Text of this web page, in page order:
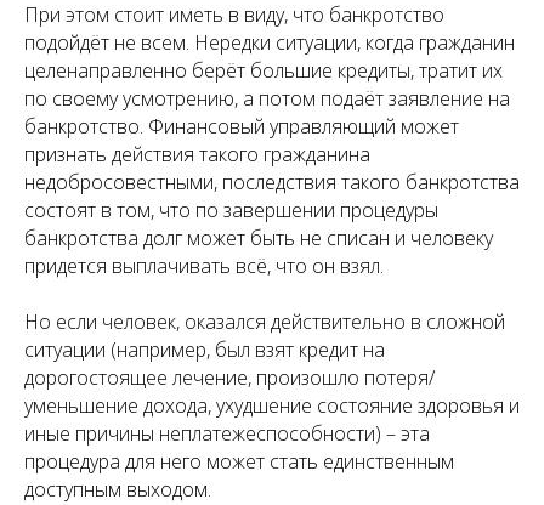
При этом стоит иметь в виду, что банкротство
подойдёт не всем. Нередки ситуации, когда гражданин
целенаправленно берёт большие кредиты, тратит их
по своему усмотрению, а потом подаёт заявление на
банкротство. Финансовый управляющий может
признать действия такого гражданина
недобросовестными, последствия такого банкротства
состоят в том, что по завершении процедуры
банкротства долг может быть не списан и человеку
придется выплачивать всё, что он взял.
Но если человек, оказался действительно в сложной
ситуации (например, был взят кредит на
дорогостоящее лечение, произошло потеря/
уменьшение дохода, ухудшение состояние здоровья и
иные причины неплатежеспособности) – эта
процедура для него может стать единственным
доступным выходом.